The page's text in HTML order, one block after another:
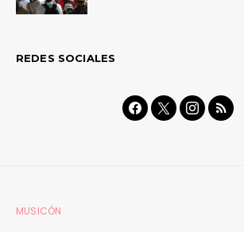
REDES SOCIALES
MUSICÓN